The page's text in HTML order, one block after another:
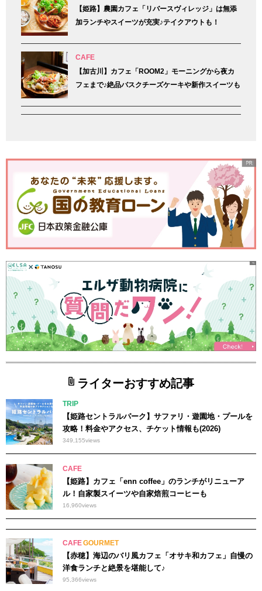
【姫路】農園カフェ「リバースヴィレッジ」は無添
加ランチやスイーツが充実♪テイクアウトも！
CAFE
【加古川】カフェ「ROOM2」モーニングから夜カ
フェまで♪絶品バスクチーズケーキや新作スイーツも
ライターおすすめ記事
TRIP
【姫路セントラルパーク】サファリ・遊園地・プールを
攻略！料金やアクセス、チケット情報も(2026)
349,155views
CAFE
【姫路】カフェ「enn coffee」のランチがリニューア
ル！自家製スイーツや自家焙煎コーヒーも
16,960views
CAFEGOURMET
【赤穂】海辺のバリ風カフェ「オサキ和カフェ」自慢の
洋食ランチと絶景を堪能して♪
95,366views